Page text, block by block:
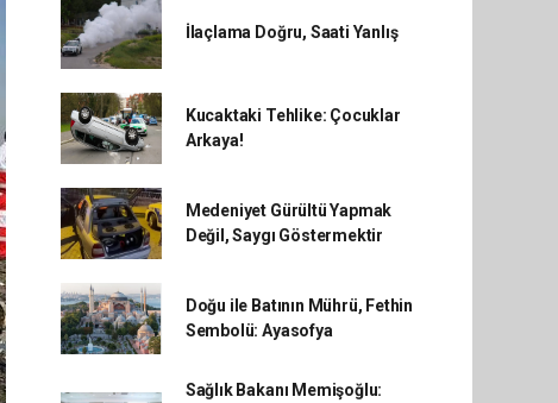
İlaçlama Doğru, Saati Yanlış
Kucaktaki Tehlike: Çocuklar
Arkaya!
Medeniyet Gürültü Yapmak
Değil, Saygı Göstermektir
Doğu ile Batının Mührü, Fethin
Sembolü: Ayasofya
Sağlık Bakanı Memişoğlu: